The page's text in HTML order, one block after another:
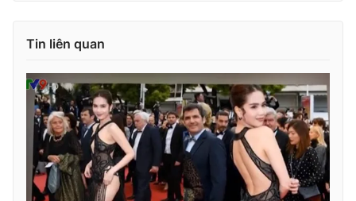
Cơ quan chủ quản:
Giấy phép hoạt động báo in và báo điện tử số 483/GP-BTTTT
cấp ngày 29/12/2023
Tổng Biên tập:Vũ Thanh Thủy
Phó Tổng Biên tập:Nguyễn Thị Mỹ Hạnh, Phạm Quốc Thắng,
Nguyễn Trọng Ninh
Tổng đài VTV: 024.38 355 931 - 024.38 355 932
Tin liên quan